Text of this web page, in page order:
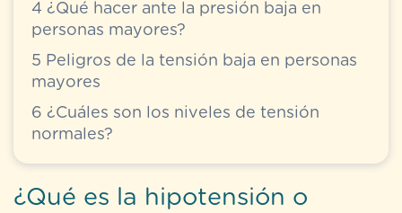
4 ¿Qué hacer ante la presión baja en
personas mayores?
5 Peligros de la tensión baja en personas
mayores
6 ¿Cuáles son los niveles de tensión
normales?
¿Qué es la hipotensión o